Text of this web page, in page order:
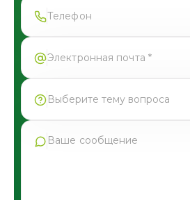
Выберите тему вопроса
Продукция Фармгрупп
Форма успешно